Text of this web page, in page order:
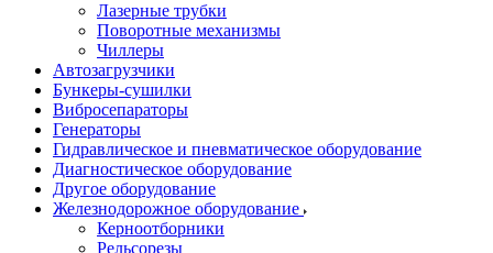
Лазерные трубки
Поворотные механизмы
Чиллеры
Автозагрузчики
Бункеры-сушилки
Вибросепараторы
Генераторы
Гидравлическое и пневматическое оборудование
Диагностическое оборудование
Другое оборудование
Железнодорожное оборудование
Керноотборники
Рельсорезы